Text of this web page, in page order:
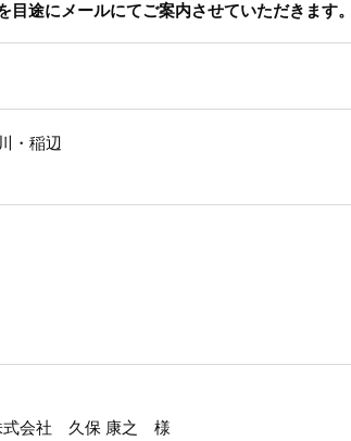
途にメールにてご案内させていただきます。
・稲辺
式会社 久保 康之 様